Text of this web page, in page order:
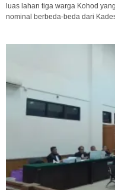
luas lahan tiga warga Kohod
nominal berbeda-beda dari Kades